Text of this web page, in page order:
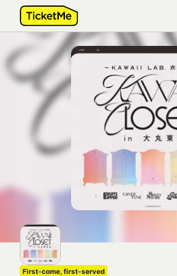
First-come, first-served